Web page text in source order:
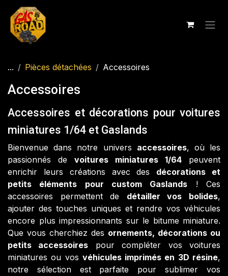
Se rendre au contenu
... Pièces détachées Accessoires
Accessoires
Accessoires et décorations pour voitures
miniatures 1/64 et Gaslands​
Bienvenue dans notre univers accessoires, où les
passionnés de voitures miniatures 1/64 peuvent
enrichir leurs créations avec des décorations et
petits éléments pour custom Gaslands ! Ces
accessoires permettent de détailler vos bolides,
ajouter des touches uniques et rendre vos véhicules
encore plus impressionnants sur le bitume miniature.
Que vous cherchiez des ornements, décorations ou
petits accessoires pour compléter vos voitures
miniatures ou vos véhicules imprimés en 3D résine,
notre sélection est parfaite pour sublimer vos